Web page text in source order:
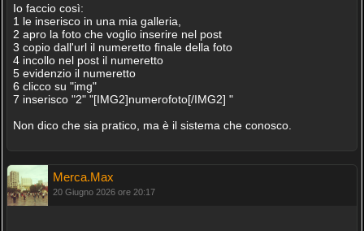
Io faccio così:
1 le inserisco in una mia galleria,
2 apro la foto che voglio inserire nel post
3 copio dall'url il numeretto finale della foto
4 incollo nel post il numeretto
5 evidenzio il numeretto
6 clicco su "img"
7 inserisco "2" "[IMG2]numerofoto[/IMG2] "
Non dico che sia pratico, ma è il sistema che conosco.
Merca.Max
20 Giugno 2026 ore 20:17